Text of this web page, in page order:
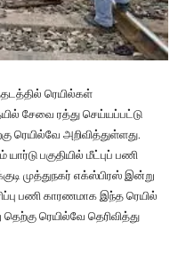
ரெயில்கள்
சேவை ரத்து செய்யப்பட்டு
ரெயில்வே அறிவித்துள்ளது.
பகுதியில் மீட்புப் பணி
முத்துநகர் எக்ஸ்பிரஸ் இன்று
பணி காரணமாக இந்த ரெயில்
ரெயில்வே தெரிவித்து